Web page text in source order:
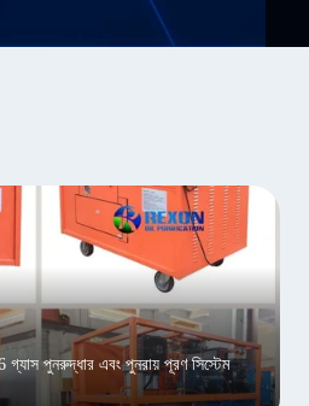
পুনরুদ্ধার এবং পুনরায় পূরণ সিস্টেম